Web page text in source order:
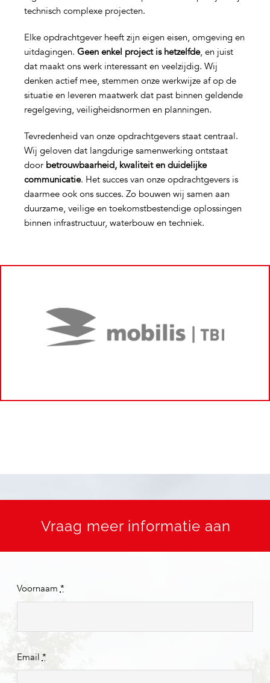
technisch complexe projecten.
Elke opdrachtgever heeft zijn eigen eisen, omgeving en
uitdagingen. Geen enkel project is hetzelfde, en juist
dat maakt ons werk interessant en veelzijdig. Wij
denken actief mee, stemmen onze werkwijze af op de
situatie en leveren maatwerk dat past binnen geldende
regelgeving, veiligheidsnormen en planningen.
Tevredenheid van onze opdrachtgevers staat centraal.
Wij geloven dat langdurige samenwerking ontstaat
door betrouwbaarheid, kwaliteit en duidelijke
communicatie. Het succes van onze opdrachtgevers is
daarmee ook ons succes. Zo bouwen wij samen aan
duurzame, veilige en toekomstbestendige oplossingen
binnen infrastructuur, waterbouw en techniek.
Vraag meer informatie aan
Voornaam *
Email *